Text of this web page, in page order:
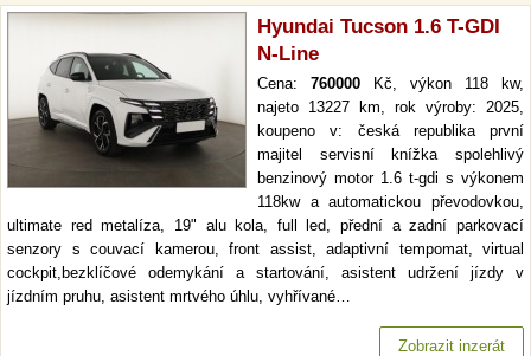
Hyundai Tucson 1.6 T-GDI
N-Line
Cena: 760000 Kč, výkon 118 kw,
najeto 13227 km, rok výroby: 2025,
koupeno v: česká republika první
majitel servisní knížka spolehlivý
benzinový motor 1.6 t-gdi s výkonem
118kw a automatickou převodovkou,
ultimate red metalíza, 19" alu kola, full led, přední a zadní parkovací
senzory s couvací kamerou, front assist, adaptivní tempomat, virtual
cockpit,bezklíčové odemykání a startování, asistent udržení jízdy v
jízdním pruhu, asistent mrtvého úhlu, vyhřívané…
Zobrazit inzerát